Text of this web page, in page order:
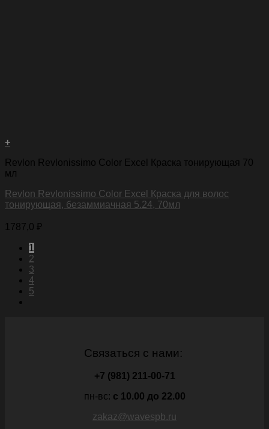
+
Revlon Revlonissimo Color Excel Краска тонирующая 70
мл
Revlon Revlonissimo Color Excel Краска для волос
тонирующая, безаммиачная 5.24, 70мл
1787,0 ₽
1
2
3
4
5
Связаться с нами:
+7 (981) 211-00-71
пн-вс: c 10.00 до 22.00
zakaz@wavespb.ru